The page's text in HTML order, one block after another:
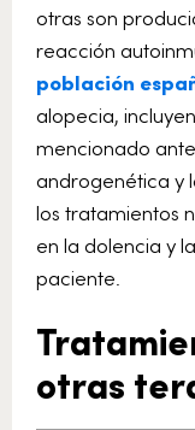
otras son
reacción
población
alopecia,
mencionado
androgenética y
los tratamientos
en la dolencia y
paciente.
otras